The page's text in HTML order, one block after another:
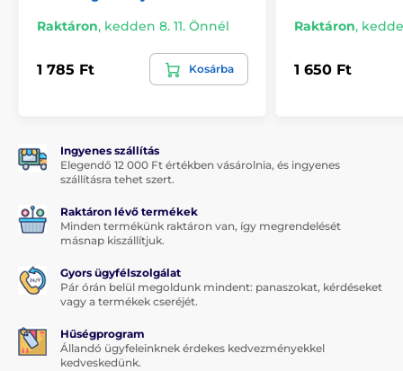
tapadást az edzett üveg teljes felületén
. Ez azt
jelenti, hogy a védőüveg szélei nem hámlanak le vagy
nem válnak le.
1x száraz törlőkendő
1x nedves törlőkendő
Raktáron, kedden 8. 11. Önnél
1 785 Ft Kosárba
Raktáron,
1 650 Ft
Ingyenes szállítás
Elegendő 12 000 Ft értékben vásárolnia, és ingyenes
szállításra tehet szert.
Raktáron lévő termékek
Minden termékünk raktáron van, így megrendelését
másnap kiszállítjuk.
Gyors ügyfélszolgálat
Pár órán belül megoldunk mindent: panaszokat, kérdéseket
vagy a termékek cseréjét.
Hűségprogram
Állandó ügyfeleinknek érdekes kedvezményekkel
kedveskedünk.